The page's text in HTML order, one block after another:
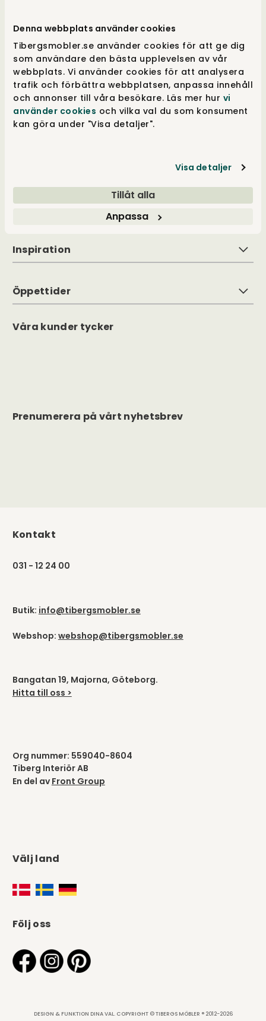
Denna webbplats använder cookies
Tibergsmobler.se använder cookies för att ge dig
som användare den bästa upplevelsen av vår
webbplats. Vi använder cookies för att analysera
trafik och förbättra webbplatsen, anpassa innehåll
och annonser till våra besökare. Läs mer hur vi
använder cookies och vilka val du som konsument
kan göra under "Visa detaljer".
Visa detaljer
Tillåt alla
Anpassa
Tibergs Möbler har funnits på Bangatan 19 i
Majorna, Göteborg sedan 1923 och är idag
stolta över att sälja och leverera möbler till
hela Sverige. Med 3.000 m² fördelat på fem
våningar, är vår butik fylld med alltifrån
sängar, till förvaringslösningar och
matgrupper. Besök vår butik i Göteborg eller
handla online på tibergsmobler.se. Vi ser fram
Kundservice
Inspiration
Öppettider
Våra kunder tycker
Prenumerera på vårt nyhetsbrev
Kontakt
031 - 12 24 00
Butik: info@tibergsmobler.se
Webshop: webshop@tibergsmobler.se
Bangatan 19, Majorna, Göteborg.
Hitta till oss >
Org nummer: 559040-8604
Tiberg Interiör AB
En del av Front Group
Välj land
Följ oss
DESIGN & FUNKTION DINA VAL. COPYRIGHT © TIBERGS MÖBLER ® 2012-2026